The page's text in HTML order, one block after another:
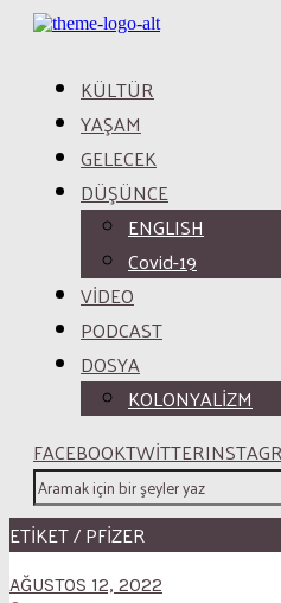
KÜLTÜR
YAŞAM
GELECEK
DÜŞÜNCE
ENGLISH
Covid-19
VİDEO
PODCAST
DOSYA
KOLONYALİZM
FACEBOOKTWITTER
ETİKET / PFIZER
AĞUSTOS 12, 2022